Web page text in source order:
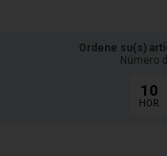
Ordene su(s)
Número
10
HOR.